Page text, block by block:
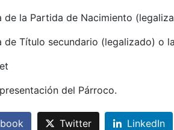
de la Partida de Nacimiento
de Título secundario (legalizado) o
del Párroco.
Twitter LinkedIn